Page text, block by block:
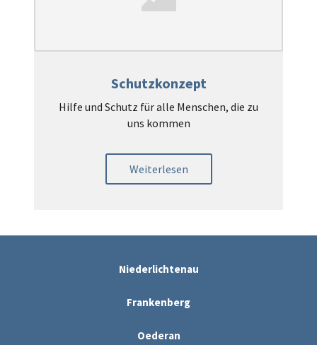
Schutzkonzept
Hilfe und Schutz für alle Menschen, die zu
uns kommen
Weiterlesen
Niederlichtenau
Frankenberg
Oederan